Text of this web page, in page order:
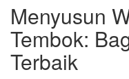
Menyusun
Tembok:
Terbaik